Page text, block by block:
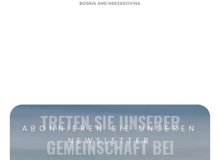
ABONNIEREN SIE UNSEREN
NEWSLETTER
TRETEN SIE UNSERER
GEMEINSCHAFT BEI